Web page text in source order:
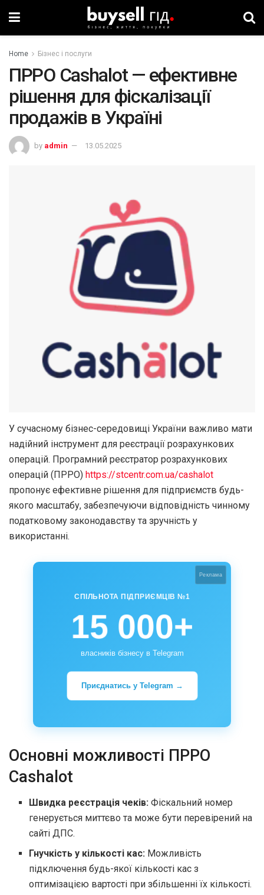
Home Бізнес і послуги
ПРРО Cashalot — ефективне
рішення для фіскалізації
продажів в Україні
by admin 13.05.2025
У сучасному бізнес-середовищі України важливо мати
надійний інструмент для реєстрації розрахункових
операцій. Програмний реєстратор розрахункових
операцій (ПРРО) https://stcentr.com.ua/cashalot
пропонує ефективне рішення для підприємств будь-
якого масштабу, забезпечуючи відповідність чинному
податковому законодавству та зручність у
використанні.
Реклама
СПІЛЬНОТА ПІДПРИЄМЦІВ №1
15 000+
власників бізнесу в Telegram
Приєднатись у Telegram →
Основні можливості ПРРО
Cashalot
Швидка реєстрація чеків: Фіскальний номер
генерується миттєво та може бути перевірений на
сайті ДПС.
Гнучкість у кількості кас: Можливість
підключення будь-якої кількості кас з
оптимізацією вартості при збільшенні їх кількості.